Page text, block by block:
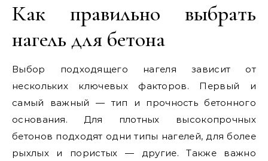
Как правильно выбрать
нагель для бетона
Выбор подходящего нагеля зависит от
нескольких ключевых факторов. Первый и
самый важный — тип и прочность бетонного
основания. Для плотных высокопрочных
бетонов подходят одни типы нагелей, для более
рыхлых и пористых — другие. Также важно